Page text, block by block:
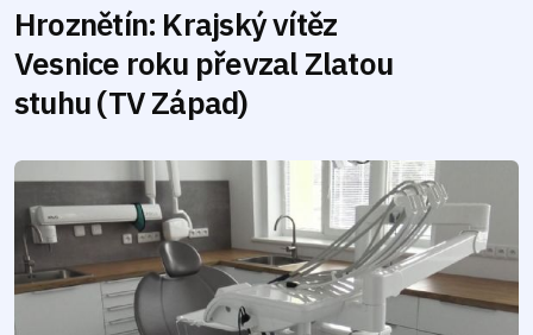
Hroznětín: Krajský vítěz
Vesnice roku převzal Zlatou
stuhu (TV Západ)